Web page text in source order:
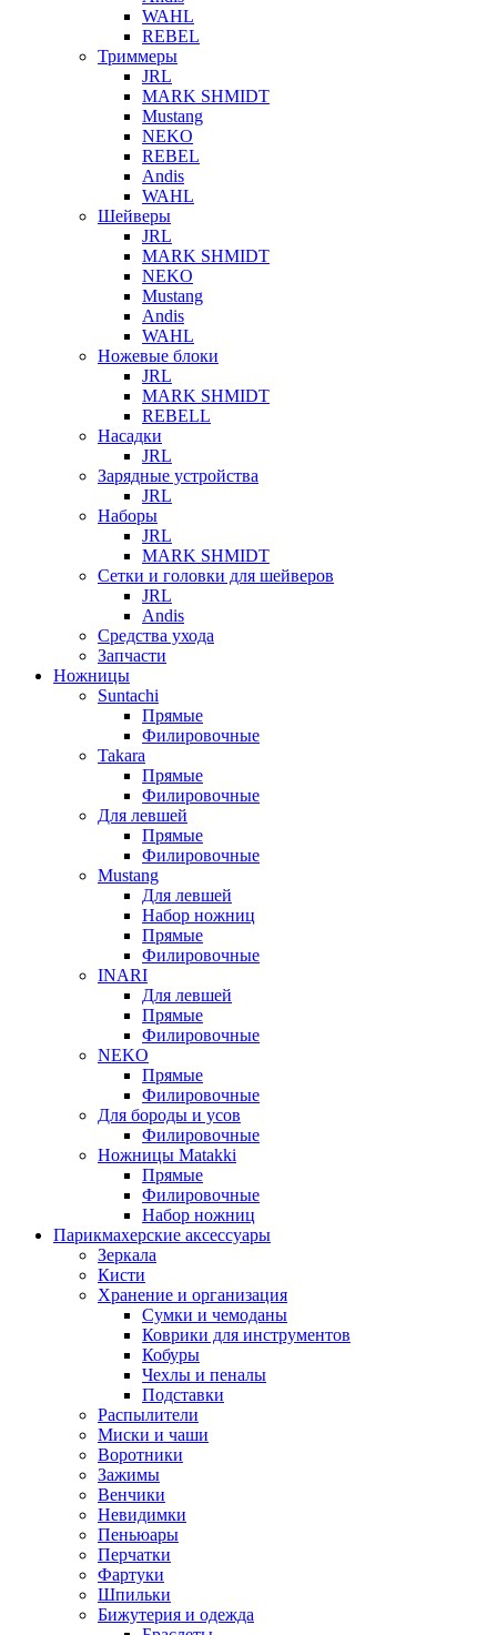
WAHL
REBEL
Триммеры
JRL
MARK SHMIDT
Mustang
NEKO
REBEL
Andis
WAHL
Шейверы
JRL
MARK SHMIDT
NEKO
Mustang
Andis
WAHL
Ножевые блоки
JRL
MARK SHMIDT
REBELL
Насадки
JRL
Зарядные устройства
JRL
Наборы
JRL
MARK SHMIDT
Сетки и головки для шейверов
JRL
Andis
Средства ухода
Запчасти
Ножницы
Suntachi
Прямые
Филировочные
Takara
Прямые
Филировочные
Для левшей
Прямые
Филировочные
Mustang
Для левшей
Набор ножниц
Прямые
Филировочные
INARI
Для левшей
Прямые
Филировочные
NEKO
Прямые
Филировочные
Для бороды и усов
Филировочные
Ножницы Matakki
Прямые
Филировочные
Набор ножниц
Парикмахерские аксессуары
Зеркала
Кисти
Хранение и организация
Сумки и чемоданы
Коврики для инструментов
Кобуры
Чехлы и пеналы
Подставки
Распылители
Миски и чаши
Воротники
Зажимы
Венчики
Невидимки
Пеньюары
Перчатки
Фартуки
Шпильки
Бижутерия и одежда